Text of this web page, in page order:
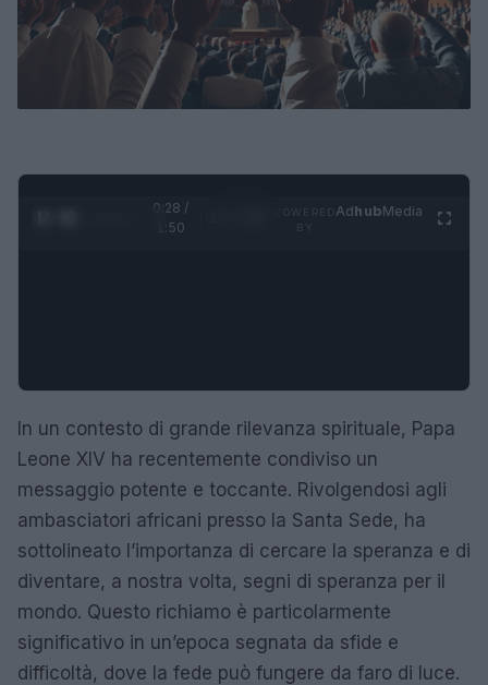
0:28 /
1:50
AdhubMedia
In un contesto di grande rilevanza spirituale, Papa
Leone XIV ha recentemente condiviso un
messaggio potente e toccante. Rivolgendosi agli
ambasciatori africani presso la Santa Sede, ha
sottolineato l’importanza di cercare la speranza e di
diventare, a nostra volta, segni di speranza per il
mondo. Questo richiamo è particolarmente
significativo in un’epoca segnata da sfide e
difficoltà, dove la fede può fungere da faro di luce.